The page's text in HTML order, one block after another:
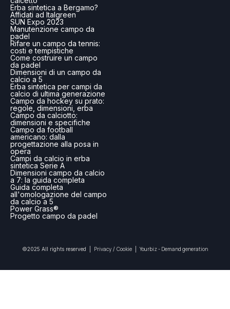
Erba sintetica a Bergamo?
Affidati ad Italgreen
SUN Expo 2023
Manutenzione campo da
padel
Rifare un campo da tennis:
costi e tempistiche
Come costruire un campo
da padel
Dimensioni di un campo da
calcio a 5
Erba sintetica per campi da
calcio di ultima generazione
Campo da hockey su prato:
regole, dimensioni, erba
Campo da calciotto:
dimensioni e specifiche
Campo da football
americano: dalla
progettazione alla posa in
opera
Campi da calcio in erba
sintetica Serie A
Dimensioni campo da calcio
a 7: la guida completa
Guida completa
all'omologazione del campo
da calcio a 5
Power Grass®
Progetto campo da padel
©2025 All rights reserved | Privacy / Cookie Yourbiz - Demand generation